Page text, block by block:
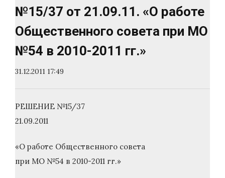
№15/37 от 21.09.11. «О работе
Общественного совета при МО
№54 в 2010-2011 гг.»
31.12.2011 17:49
РЕШЕНИЕ №15/37
21.09.2011
«О работе Общественного совета
при МО №54 в 2010-2011 гг.»